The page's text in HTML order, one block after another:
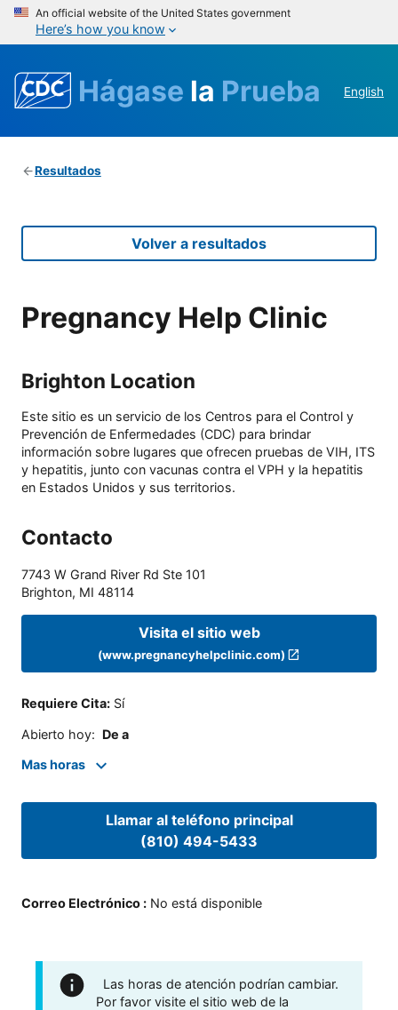
An official website of the United States government
Here’s how you know
Hágase la Prueba English
Resultados
Volver a resultados
Pregnancy Help Clinic
Brighton Location
Este sitio es un servicio de los Centros para el Control y
Prevención de Enfermedades (CDC) para brindar
información sobre lugares que ofrecen pruebas de VIH, ITS
y hepatitis, junto con vacunas contra el VPH y la hepatitis
en Estados Unidos y sus territorios.
Contacto
7743 W Grand River Rd Ste 101
Brighton, MI 48114
Visita el sitio web
(www.pregnancyhelpclinic.com)
Requiere Cita: Sí
Abierto hoy: De a
Mas horas
Llamar al teléfono principal
(810) 494-5433
Correo Electrónico : No está disponible
Las horas de atención podrían cambiar.
Por favor visite el sitio web de la